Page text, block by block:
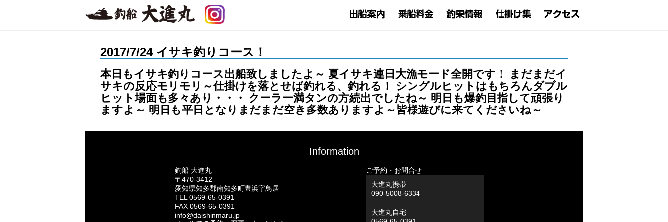
2017/7/24 イサキ釣りコース！
本日もイサキ釣りコース出船致しましたよ～ 夏イサキ連日大漁モード全開です！ まだまだイ
サキの反応モリモリ～仕掛けを落とせば釣れる、釣れる！ シングルヒットはもちろんダブル
ヒット場面も多々あり・・・ クーラー満タンの方続出でしたね～ 明日も爆釣目指して頑張り
ますよ～ 明日も平日となりまだまだ空き多数ありますよ～皆様遊びに来てくださいね～
Information
釣船 大進丸
〒470-3412
愛知県知多郡南知多町豊浜字鳥居
TEL 0569-65-0391
FAX 0569-65-0391
info@daishinmaru.jp
ご予約・お問合せ
大進丸携帯
090-5008-6334
大進丸自宅